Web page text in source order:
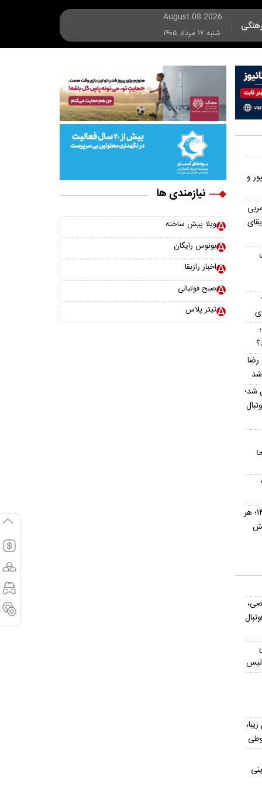
|
August 08 2026
شنبه ۱۷ مرداد ۱۴۰۵
و
رضا
شد؛
قیمت نقره امروز شنبه ۱۷ مرداد ۱۴۰۵؛ هر
۳۰۰ اسم زیبا،
نیازمندی ها
ویلا پیش ساخته
بونوس رایگان
اخبار رازبقا
صبح فوتبالی
تیتر پلاس